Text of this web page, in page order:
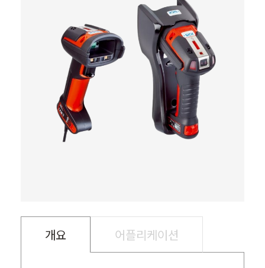
개요 어플리케이션